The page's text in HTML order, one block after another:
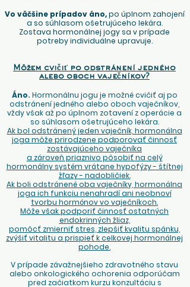
Vo väčšine prípadov áno,po úplnom zahojení
a so súhlasom ošetrujúceho lekára.
Zostava hormonálnej jogy sa v prípade
potreby individuálne upravuje.
Môžem cvičiť po odstránení jedného
alebo oboch vaječníkov?
Áno. Hormonálnu jogu je možné cvičiť aj po
odstránení jedného alebo oboch vaječníkov,
vždy však až po úplnom zotavení z operácie a
so súhlasom ošetrujúceho lekára.
Ak bol odstránený jeden vaječník, hormonálna
joga môže prirodzene podporovať činnosť
zostávajúceho vaječníka
a zároveň priaznivo pôsobiť na celý
hormonálny systém vrátane hypofýzy - štítnej
žľazy - nadobličiek.
Ak boli odstránené oba vaječníky, hormonálna
joga ich funkciu nenahradí ani neobnoví
tvorbu hormónov vo vaječníkoch.
Môže však podporiť činnosť ostatných
endokrinných žliaz,
pomôcť zmierniť stres, zlepšiť kvalitu spánku,
zvýšiť vitalitu a prispieť k celkovej hormonálnej
pohode.
V prípade závažnejšieho zdravotného stavu
alebo onkologického ochorenia odporúčam
pred začiatkom kurzu konzultáciu s